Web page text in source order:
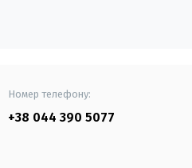
Номер телефону:
+38 044 390 5077